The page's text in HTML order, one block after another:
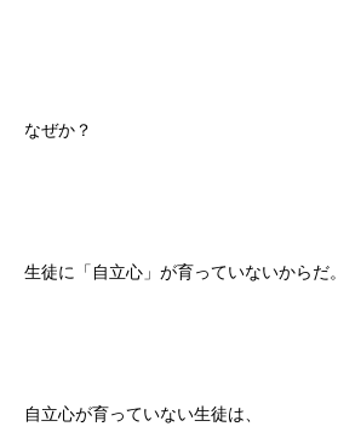
なぜか？
生徒に「自立心」が育っていないからだ。
自立心が育っていない生徒は、